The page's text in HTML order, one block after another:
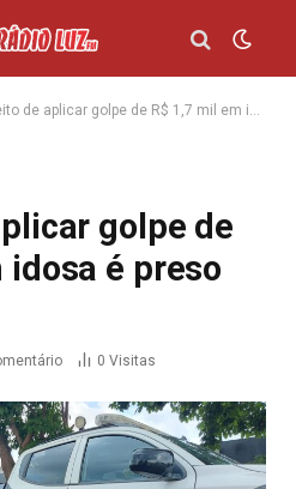
aplicar golpe de R$ 1,7 mil em idosa é preso no Tocantins
golpe de
idosa é preso
0 Visitas